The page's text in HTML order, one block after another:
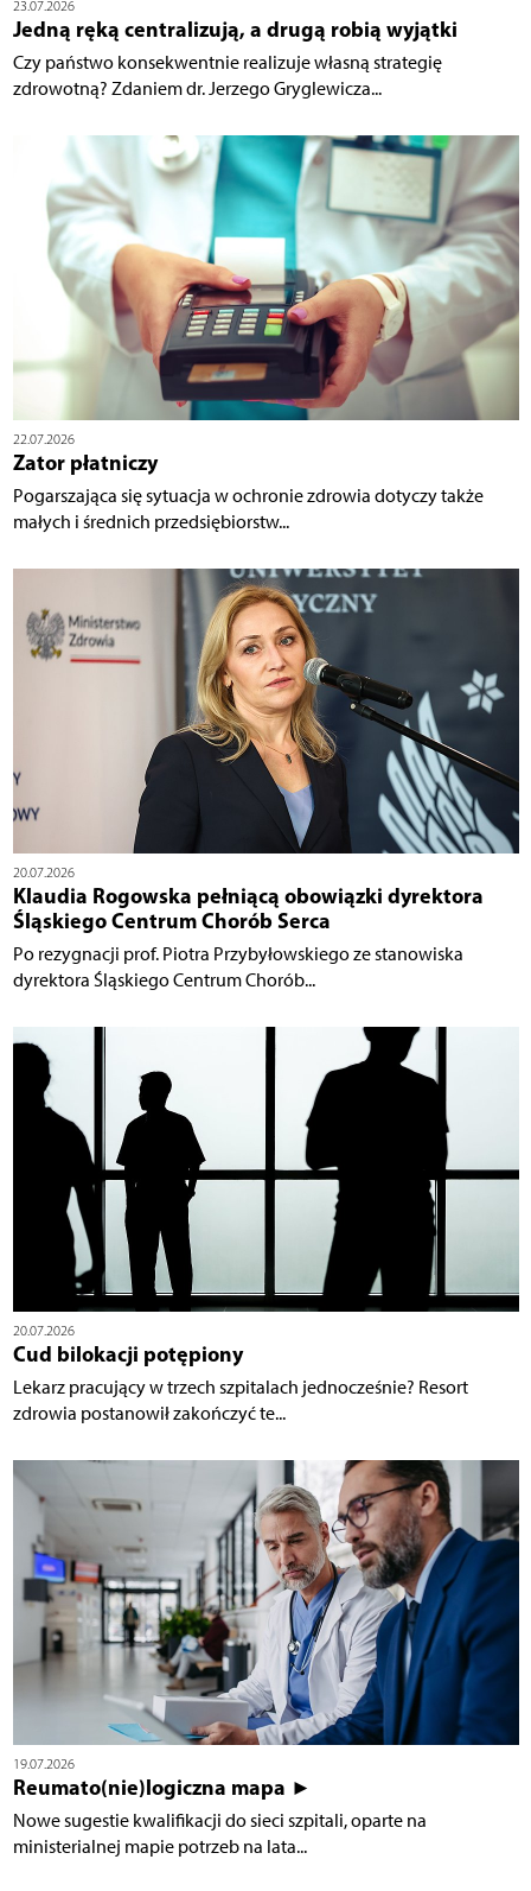
23.07.2026
Jedną ręką centralizują, a drugą robią wyjątki
Czy państwo konsekwentnie realizuje własną strategię
zdrowotną? Zdaniem dr. Jerzego Gryglewicza...
22.07.2026
Zator płatniczy
Pogarszająca się sytuacja w ochronie zdrowia dotyczy także
małych i średnich przedsiębiorstw...
20.07.2026
Klaudia Rogowska pełniącą obowiązki dyrektora
Śląskiego Centrum Chorób Serca
Po rezygnacji prof. Piotra Przybyłowskiego ze stanowiska
dyrektora Śląskiego Centrum Chorób...
20.07.2026
Cud bilokacji potępiony
Lekarz pracujący w trzech szpitalach jednocześnie? Resort
zdrowia postanowił zakończyć te...
19.07.2026
Reumato(nie)logiczna mapa ►
Nowe sugestie kwalifikacji do sieci szpitali, oparte na
ministerialnej mapie potrzeb na lata...